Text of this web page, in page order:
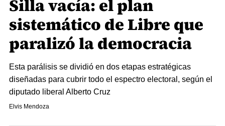
Silla vacía: el plan
sistemático de Libre que
paralizó la democracia
Esta parálisis se dividió en dos etapas estratégicas
diseñadas para cubrir todo el espectro electoral, según el
diputado liberal Alberto Cruz
Elvis Mendoza